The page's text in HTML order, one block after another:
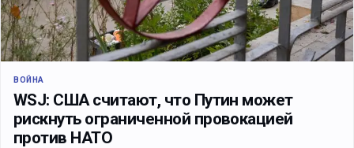
ВОЙНА
WSJ: США считают, что Путин может
рискнуть ограниченной провокацией
против НАТО